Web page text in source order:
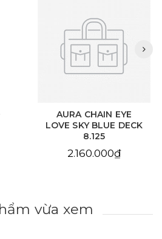
AURA CHAIN EYE
LOVE SKY BLUE DECK
8.125
2.160.000₫
vừa xem